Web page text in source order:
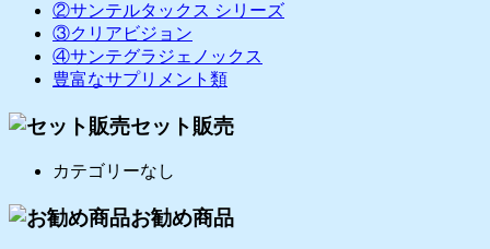
②サンテルタックス シリーズ
③クリアビジョン
④サンテグラジェノックス
豊富なサプリメント類
セット販売
カテゴリーなし
お勧め商品